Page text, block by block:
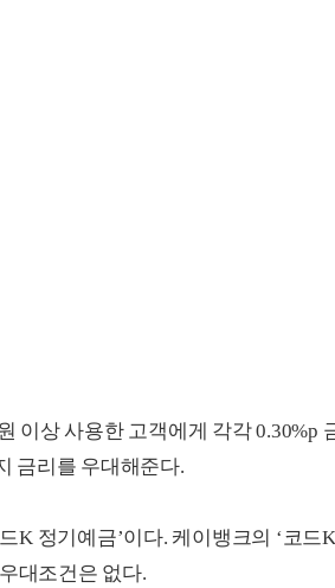
이상 사용한 고객에게 각각 0.30%p
금리를 우대해준다.
K 정기예금’이다. 케이뱅크의 ‘코드
대조건은 없다.